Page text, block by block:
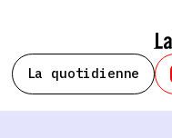
La quotidienne